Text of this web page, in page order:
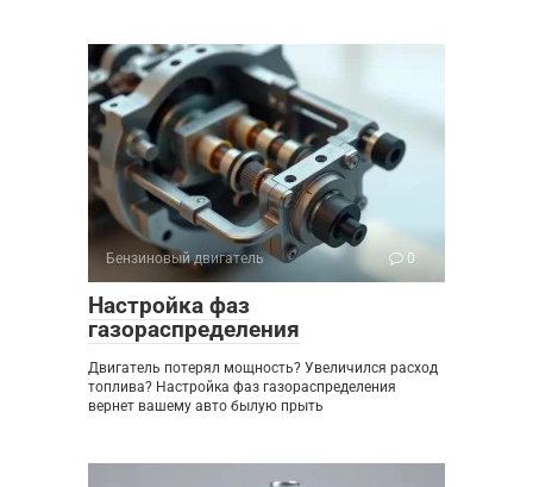
Бензиновый двигатель 0
Настройка фаз
газораспределения
Двигатель потерял мощность? Увеличился расход
топлива? Настройка фаз газораспределения
вернет вашему авто былую прыть